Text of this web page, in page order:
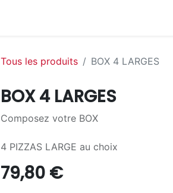
Tous les produits BOX 4 LARGES
BOX 4 LARGES
Composez votre BOX
4 PIZZAS LARGE au choix
79,80 €